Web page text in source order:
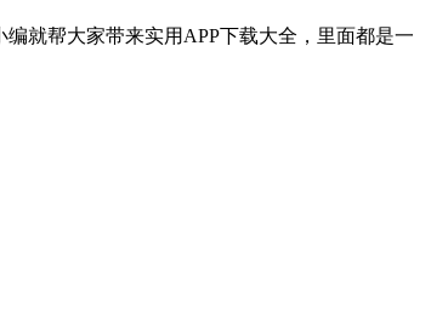
就帮大家带来实用APP下载大全，里面都是一